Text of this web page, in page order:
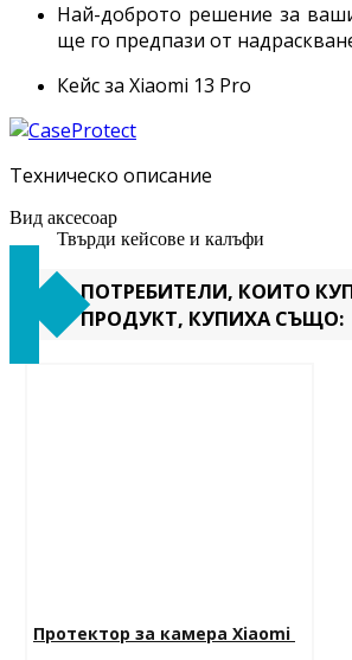
Най-доброто решение за
ще го предпази от
Кейс за Xiaomi 13 Pro
Техническо описание
Вид аксесоар
Твърди кейсове и калъфи
ПОТРЕБИТЕЛИ, КОИТО
ПРОДУКТ, КУПИХА СЪЩО:
Протектор за камера Xiaomi